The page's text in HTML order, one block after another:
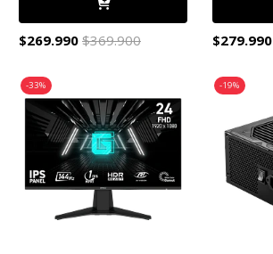
$269.990 $369.900 $279.990
-33% -19%